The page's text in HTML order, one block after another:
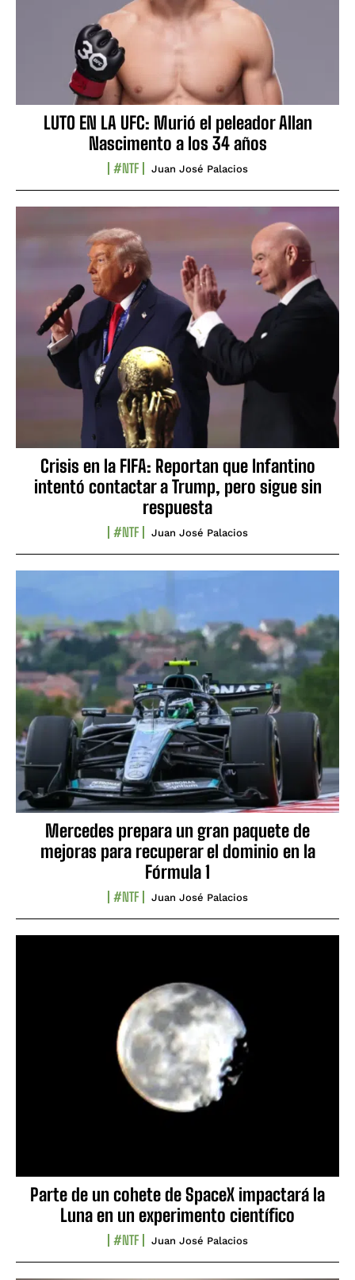
LUTO EN LA UFC: Murió el peleador Allan
Nascimento a los 34 años
#NTF Juan José Palacios
Crisis en la FIFA: Reportan que Infantino
intentó contactar a Trump, pero sigue sin
respuesta
#NTF Juan José Palacios
Mercedes prepara un gran paquete de
mejoras para recuperar el dominio en la
Fórmula 1
#NTF Juan José Palacios
Parte de un cohete de SpaceX impactará la
Luna en un experimento científico
#NTF Juan José Palacios